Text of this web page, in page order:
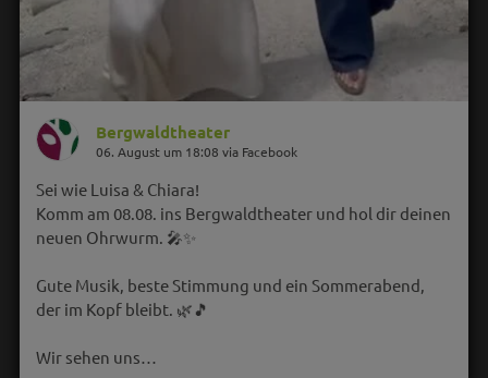
Bergwaldtheater
06. August um 18:08 via Facebook
Sei wie Luisa & Chiara!
Komm am 08.08. ins Bergwaldtheater und hol dir deinen
neuen Ohrwurm. 🎤✨
Gute Musik, beste Stimmung und ein Sommerabend,
der im Kopf bleibt. 🌿🎵
Wir sehen uns…